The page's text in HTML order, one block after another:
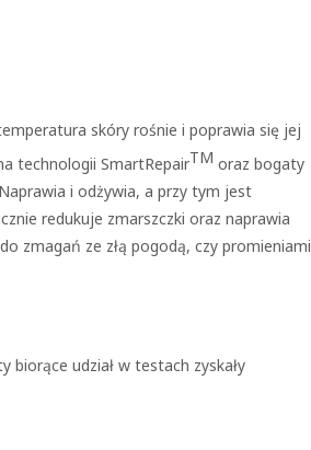
skóry rośnie i poprawia się jej
technologii SmartRepairTM oraz bogaty
i odżywia, a przy tym jest
redukuje zmarszczki oraz naprawia
zmagań ze złą pogodą, czy promieniami
biorące udział w testach zyskały